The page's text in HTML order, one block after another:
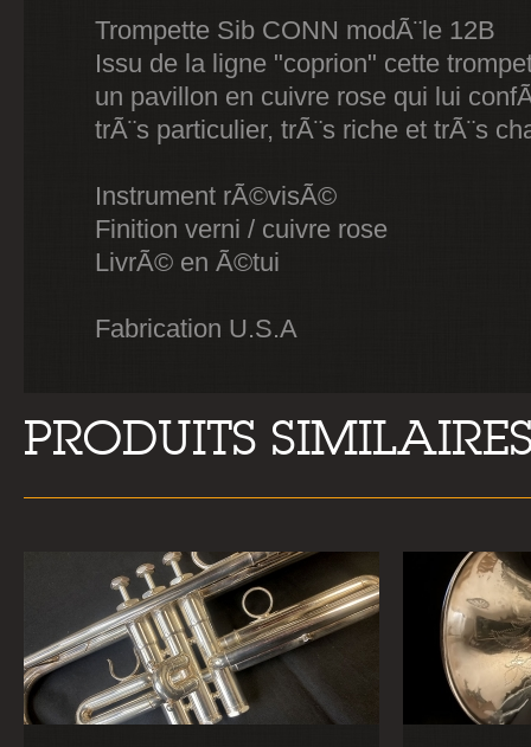
Trompette Sib CONN modÃ¨le 12B
Issu de la ligne "coprion" cette
un pavillon en cuivre rose qui lui
trÃ¨s particulier, trÃ¨s riche et trÃ¨s
Instrument rÃ©visÃ©
Finition verni / cuivre rose
LivrÃ© en Ã©tui
Fabrication U.S.A
PRODUITS